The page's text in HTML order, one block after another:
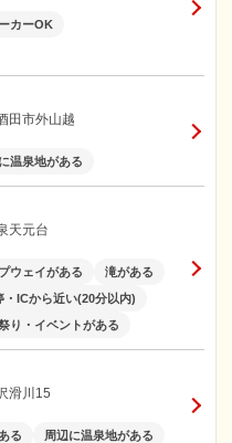
カーOK
田市外山越
温泉地がある
天元台
ウェイがある
滝がある
・ICから近い(20分以内)
り・イベントがある
滑川15
る 周辺に温泉地がある